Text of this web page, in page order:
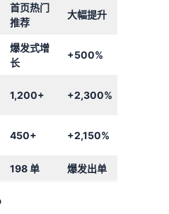
首页热门
推荐
大幅提升
爆发式增
长
+500%
1,200+ +2,300%
450+ +2,150%
198 单 爆发出单